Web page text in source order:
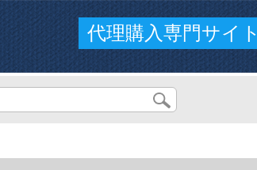
代理購入専門サイト